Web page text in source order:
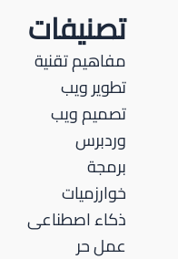
تصنيفات
مفاهيم تقنية
تطوير ويب
تصميم ويب
وردبرس
برمجة
خوارزميات
ذكاء اصطناعى
عمل حر